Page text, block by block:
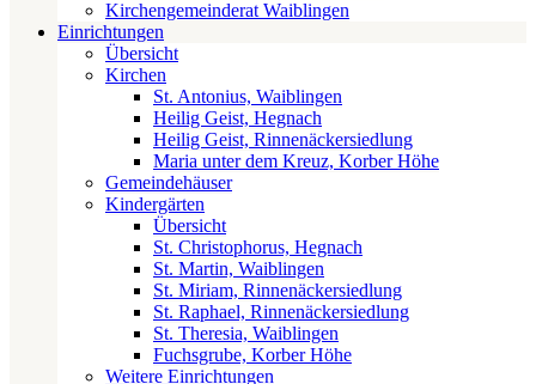
Kirchengemeinderat Waiblingen
Einrichtungen
Übersicht
Kirchen
St. Antonius, Waiblingen
Heilig Geist, Hegnach
Heilig Geist, Rinnenäckersiedlung
Maria unter dem Kreuz, Korber Höhe
Gemeindehäuser
Kindergärten
Übersicht
St. Christophorus, Hegnach
St. Martin, Waiblingen
St. Miriam, Rinnenäckersiedlung
St. Raphael, Rinnenäckersiedlung
St. Theresia, Waiblingen
Fuchsgrube, Korber Höhe
Weitere Einrichtungen